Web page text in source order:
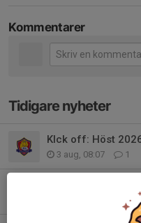
Kommentarer
Tidigare nyheter
KIck off: Höst
3 aug, 08:07 1
0